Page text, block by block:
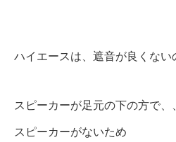
ハイエースは、遮音が良くない
スピーカーが足元の下の方で
スピーカーがないため